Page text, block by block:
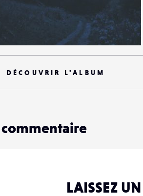
17
DÉCOUVRIR L'ALBUM
commentaire
LAISSEZ